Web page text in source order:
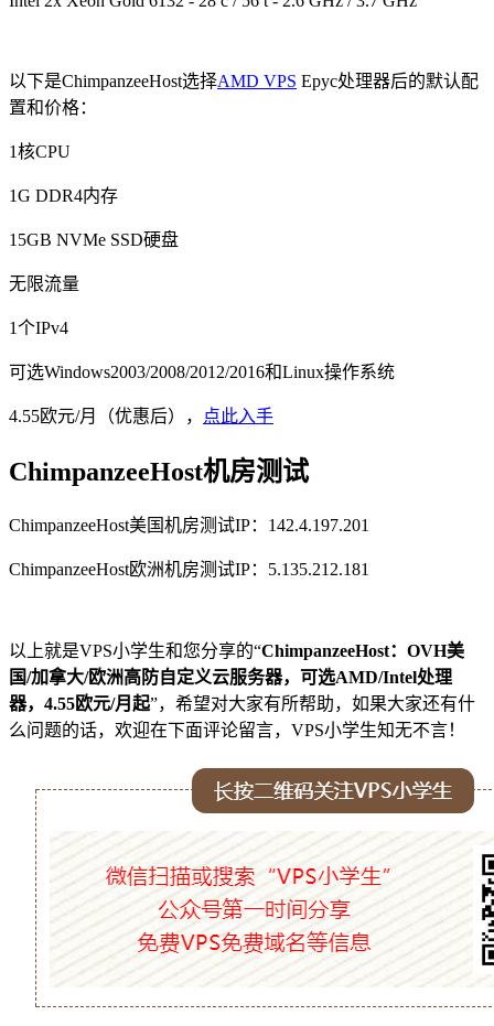
以下是ChimpanzeeHost选择AMD VPS Epyc处理器后的默认配
置和价格：
1核CPU
1G DDR4内存
15GB NVMe SSD硬盘
无限流量
1个IPv4
可选Windows2003/2008/2012/2016和Linux操作系统
4.55欧元/月（优惠后）， 点此入手
ChimpanzeeHost机房测试
ChimpanzeeHost美国机房测试IP：142.4.197.201
ChimpanzeeHost欧洲机房测试IP：5.135.212.181
以上就是VPS小学生和您分享的“ChimpanzeeHost：OVH美
国/加拿大/欧洲高防自定义云服务器，可选AMD/Intel处理
器，4.55欧元/月起”，希望对大家有所帮助，如果大家还有什
么问题的话，欢迎在下面评论留言，VPS小学生知无不言！